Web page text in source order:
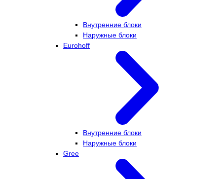
Внутренние блоки
Наружные блоки
Eurohoff
Внутренние блоки
Наружные блоки
Gree